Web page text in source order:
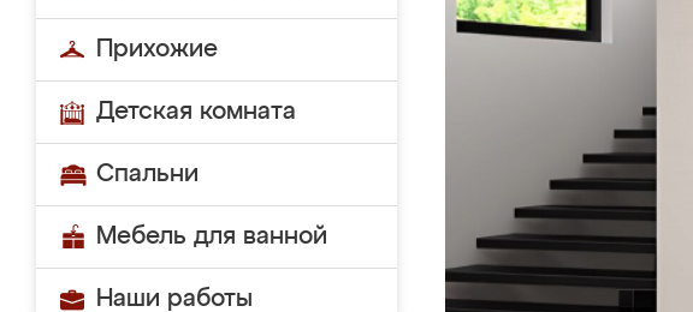
Прихожие
Детская комната
Спальни
Мебель для ванной
Наши работы